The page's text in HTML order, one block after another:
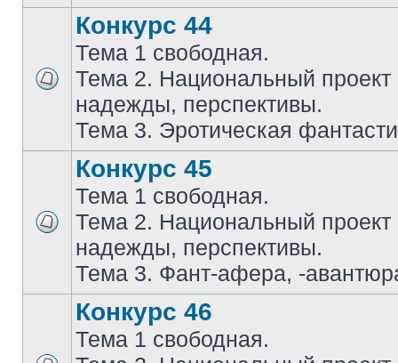
Конкурс 44
Тема 1 свободная.
Тема 2. Национальный
надежды, перспективы.
Тема 3. Эротическая
Конкурс 45
Тема 1 свободная.
Тема 2. Национальный
надежды, перспективы.
Тема 3. Фант-афера, -
Конкурс 46
Тема 1 свободная.